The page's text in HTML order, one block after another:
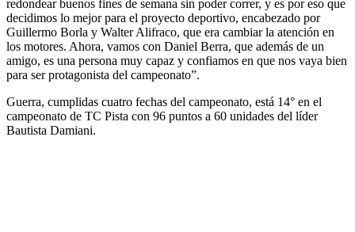
redondear buenos fines de semana sin poder correr, y es por eso que
decidimos lo mejor para el proyecto deportivo, encabezado por
Guillermo Borla y Walter Alifraco, que era cambiar la atención en
los motores. Ahora, vamos con Daniel Berra, que además de un
amigo, es una persona muy capaz y confiamos en que nos vaya bien
para ser protagonista del campeonato”.
Guerra, cumplidas cuatro fechas del campeonato, está 14° en el
campeonato de TC Pista con 96 puntos a 60 unidades del líder
Bautista Damiani.